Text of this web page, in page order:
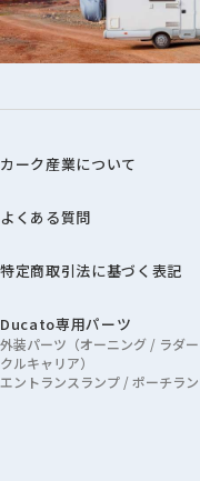
カーク産業について
よくある質問
特定商取引法に基づく表記
Ducato専用パーツ
外装パーツ（オーニング / ラダ
クルキャリア）
エントランスランプ / ポーチラ